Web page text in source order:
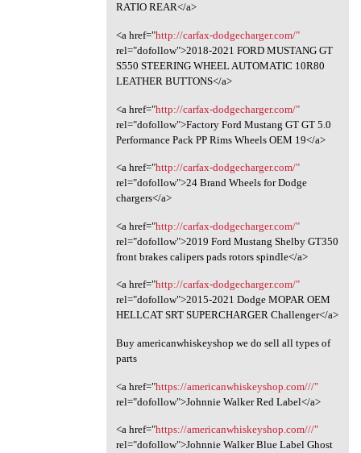
RATIO REAR</a>
<a href="http://carfax-dodgecharger.com/"
rel="dofollow">2018-2021 FORD MUSTANG GT
S550 STEERING WHEEL AUTOMATIC 10R80
LEATHER BUTTONS</a>
<a href="http://carfax-dodgecharger.com/"
rel="dofollow">Factory Ford Mustang GT GT 5.0
Performance Pack PP Rims Wheels OEM 19</a>
<a href="http://carfax-dodgecharger.com/"
rel="dofollow">24 Brand Wheels for Dodge
chargers</a>
<a href="http://carfax-dodgecharger.com/"
rel="dofollow">2019 Ford Mustang Shelby GT350
front brakes calipers pads rotors spindle</a>
<a href="http://carfax-dodgecharger.com/"
rel="dofollow">2015-2021 Dodge MOPAR OEM
HELLCAT SRT SUPERCHARGER Challenger</a>
Buy americanwhiskeyshop we do sell all types of
parts
<a href="https://americanwhiskeyshop.com///"
rel="dofollow">Johnnie Walker Red Label</a>
<a href="https://americanwhiskeyshop.com///"
rel="dofollow">Johnnie Walker Blue Label Ghost